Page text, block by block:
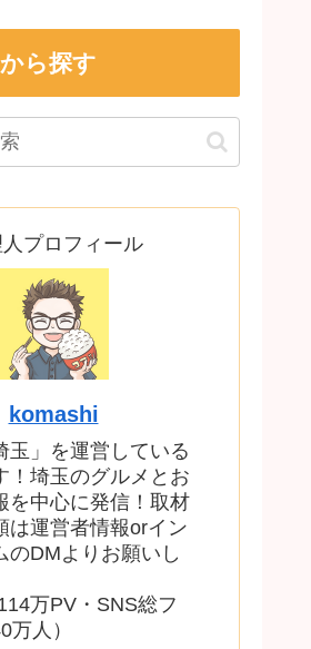
ら探す
プロフィール
komashi
玉」を運営している
！埼玉のグルメとお
を中心に発信！取材
は運営者情報orイン
のDMよりお願いし
万PV・SNS総フ
万人）